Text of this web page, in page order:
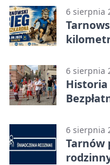
6 sierpnia
6 sierpnia
Historia
6 sierpnia
Tarnów